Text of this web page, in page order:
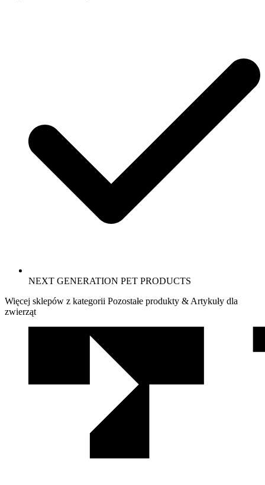
NEXT GENERATION PET PRODUCTS
Więcej sklepów z kategorii Pozostałe produkty & Artykuły dla
zwierząt